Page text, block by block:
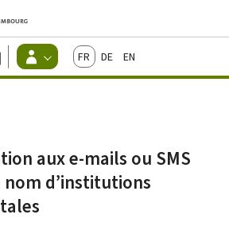
au menu principal
au contenu
Guichet.lu
Changer
d'espace
FrançaisDeutschEnglish
aux e-mails ou SMS
d’institutions